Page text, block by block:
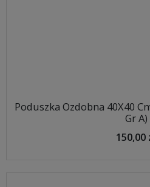
Poduszka Ozdobna 40X40
Gr A)
150,00